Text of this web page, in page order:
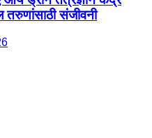
तरुणांसाठी संजीवनी